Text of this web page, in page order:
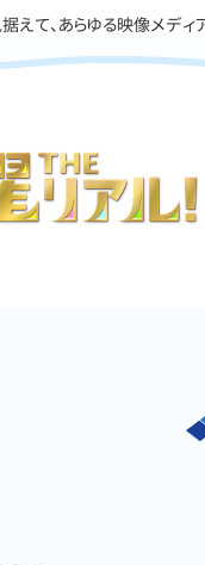
えて、あらゆる映像メディ